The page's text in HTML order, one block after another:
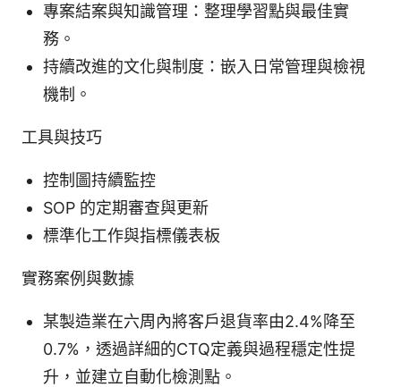
專案結案與知識管理：整理學習點與最佳實
務。
持續改進的文化與制度：嵌入日常管理與檢視
機制。
工具與技巧
控制圖持續監控
SOP 的定期審查與更新
標準化工作與指標儀表板
實務案例與數據
某製造業在六周內將客戶退貨率由2.4%降至
0.7%，透過詳細的CTQ定義與過程穩定性提
升，並建立自動化檢測點。